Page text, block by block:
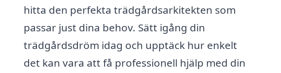
hitta den perfekta trädgårdsarkitekten som
passar just dina behov. Sätt igång din
trädgårdsdröm idag och upptäck hur enkelt
det kan vara att få professionell hjälp med din